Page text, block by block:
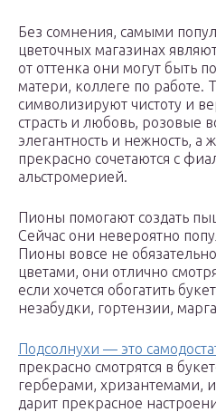
Без сомнения, самыми
цветочных магазинах
от оттенка они могут быть
матери, коллеге по работе.
символизируют чистоту и
страсть и любовь, розовые
элегантность и нежность,
прекрасно сочетаются с
альстромерией.
Пионы помогают создать
Сейчас они невероятно
Пионы вовсе не
цветами, они отлично
если хочется обогатить
незабудки, гортензии,
Подсолнухи — это
прекрасно смотрятся в
герберами, хризантемами,
дарит прекрасное